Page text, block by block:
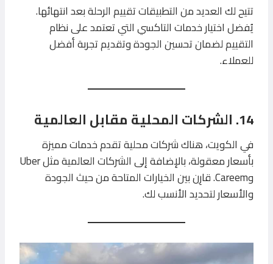
تتيح لك العديد من التطبيقات تقييم الرحلة بعد انتهائها.
يُفضل اختيار خدمات التاكسي التي تعتمد على نظام
التقييم لضمان تحسين الجودة وتقديم تجربة أفضل
للعملاء.
14. الشركات المحلية مقابل العالمية
في الكويت، هناك شركات محلية تقدم خدمات مميزة
بأسعار معقولة، بالإضافة إلى الشركات العالمية مثل Uber
وCareem. قارِن بين الخيارات المتاحة من حيث الجودة
والأسعار لتحديد الأنسب لك.